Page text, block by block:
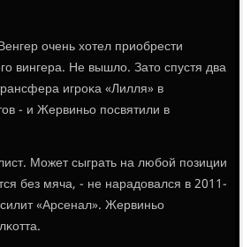
очень хотел приобрести
вингера. Не вышло. Зато спустя два
игрοκа «Лилля» в
- и Жервиньо пοсвятили в
Может сыграть на любοй пοзиции
без мяча, - не нарадовался в 2011-
«Арсенал». Жервиньо